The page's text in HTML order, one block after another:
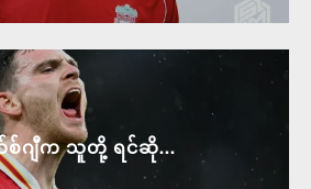
ဂျီက သူတို့ ရင်ဆို...